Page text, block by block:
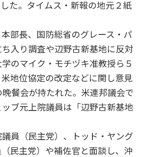
た。タイムス・新報の地元２紙
部長、国防総省のグレース・パ
入り調査や辺野古新基地に反対
のマイク・モチヅキ准教授ら５
地位協定の改定などに関し意見
餐会が持たれた。米連邦議会で
ブ元上院議員は「辺野古新基地
員（民主党）、トッド・ヤング
民主党）や補佐官と面談し、沖